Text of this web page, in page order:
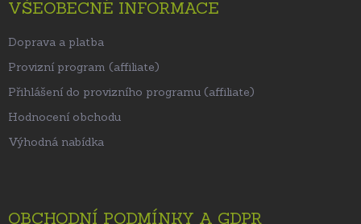
VŠEOBECNÉ INFORMACE
Doprava a platba
Provizní program (affiliate)
Přihlášení do provizního programu (affiliate)
Hodnocení obchodu
Výhodná nabídka
OBCHODNÍ PODMÍNKY A GDPR